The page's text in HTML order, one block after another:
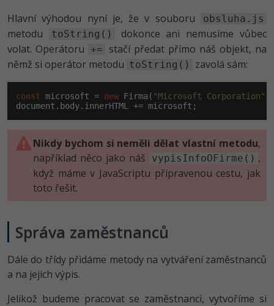
Hlavní výhodou nyní je, že v souboru obsluha.js
metodu toString()
dokonce ani nemusíme vůbec
volat. Operátoru
+=
stačí předat přímo náš objekt, na
němž si operátor metodu toString() zavolá sám:
const microsoft = new Firma( "Microsoft Corporation"
document .body.innerHTML += microsoft;
Nikdy bychom si neměli dělat vlastní metodu,
například něco jako náš
vypisInfoOFirme() ,
když máme v JavaScriptu připravenou cestu, jak
toto řešit.
Správa zaměstnanců
Dále do třídy přidáme metody na vytváření zaměstnanců
a na jejich výpis.
Jelikož budeme pracovat se zaměstnanci, vytvoříme si